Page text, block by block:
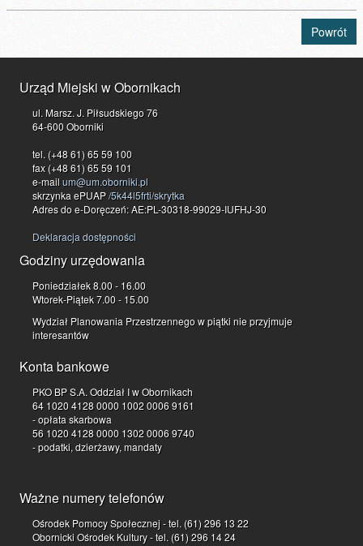
Powrót
Urząd Miejski w Obornikach
ul. Marsz. J. Piłsudskiego 76
64-600 Oborniki
tel. (+48 61) 65 59 100
fax (+48 61) 65 59 101
e-mailum@um.oborniki.pl
skrzynka ePUAP/5k44l5frti/skrytka
Adres do e-Doręczeń: AE:PL-30318-99029-IUFHJ-30
Deklaracja dostępności
Godziny urzędowania
Poniedziałek 8.00 - 16.00
Wtorek-Piątek 7.00 - 15.00
Wydział Planowania Przestrzennego w piątki nie przyjmuje
interesantów
Konta bankowe
PKO BP S.A. Oddział I w Obornikach
64 1020 4128 0000 1002 0006 9161
- opłata skarbowa
56 1020 4128 0000 1302 0006 9740
- podatki, dzierżawy, mandaty
Ważne numery telefonów
Ośrodek Pomocy Społecznej - tel. (61) 296 13 22
Obornicki Ośrodek Kultury - tel. (61) 296 14 24